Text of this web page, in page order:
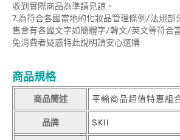
收到實際商品為準請見諒。
7.為符合各國當地的化妝品管理條例/法規部
售會有各國文字如簡體字/韓文/英文等符合
免消費者疑惑特此說明請安心選購
商品規格
商品簡述 平輸商品超值特惠組
品牌 SKII